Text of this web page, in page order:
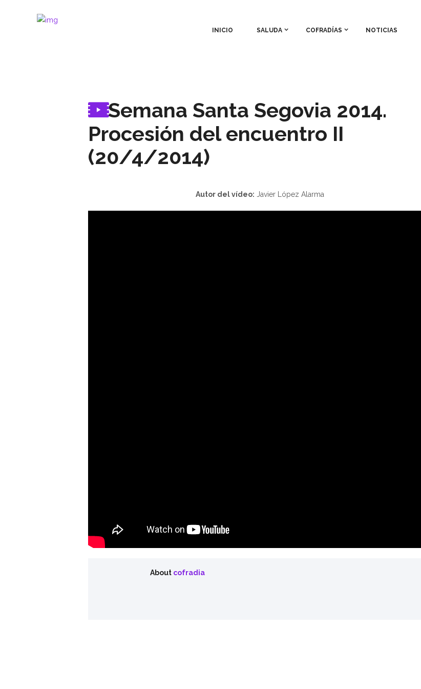
INICIO SALUDA COFRADÍAS NOTICIAS
Semana Santa Segovia 2014.
Procesión del encuentro II
(20/4/2014)
Autor del vídeo: Javier López Alarma
About cofradia